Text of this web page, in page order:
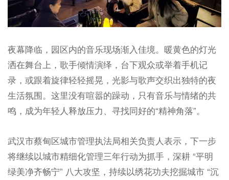
夜幕降临，园区内的音乐现场渐入佳境。暖黄色的灯光
洒在舞台上，歌手倾情演绎，台下观众或举着手机记
录，或跟着旋律轻轻摇晃，光影与歌声交织出独特的夜
生活氛围。这里没有喧嚣的躁动，只有音乐与情绪的共
鸣，成为年轻人释放压力、寻找同好的“精神角落”。
武汉市蔡甸区城市管理执法局相关负责人表示，下一步
将继续以城市精细化管理三年行动为抓手，深耕 “平明
绿美净齐畅宁” 八大攻坚，持续以绣花功夫挖掘城市 “沉